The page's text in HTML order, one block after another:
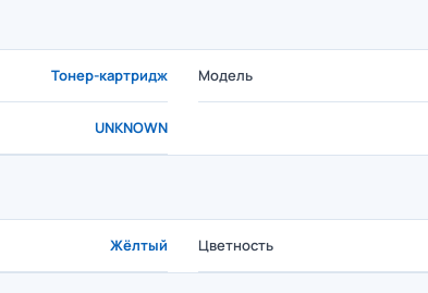
Тонер-картридж Модель
UNKNOWN
Жёлтый Цветность